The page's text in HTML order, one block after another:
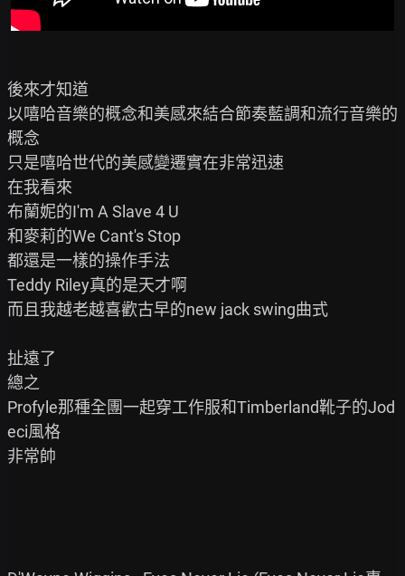
後來才知道
以嘻哈音樂的概念和美感來結合節奏藍調和流行音樂的
概念
只是嘻哈世代的美感變遷實在非常迅速
在我看來
布蘭妮的I'm A Slave 4 U
和麥莉的We Cant's Stop
都還是一樣的操作手法
Teddy Riley真的是天才啊
而且我越老越喜歡古早的new jack swing曲式
扯遠了
總之
Profyle那種全團一起穿工作服和Timberland靴子的Jod
eci風格
非常帥